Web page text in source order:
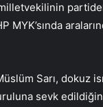
MYK’sında
Sarı, dokuz
sevk